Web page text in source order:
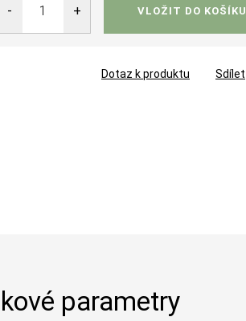
VLOŽIT DO KOŠÍKU
Dotaz k produktu Sdílet
parametry